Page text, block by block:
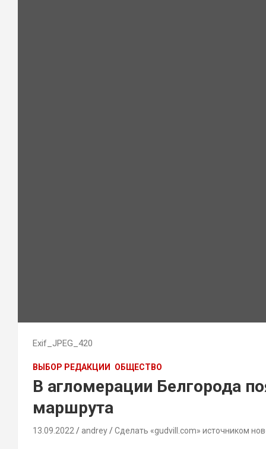
Exif_JPEG_420
ВЫБОР РЕДАКЦИИ ОБЩЕСТВО
В агломерации Белгорода
маршрута
13.09.2022 andrey Сделать «gudvill.com» источником